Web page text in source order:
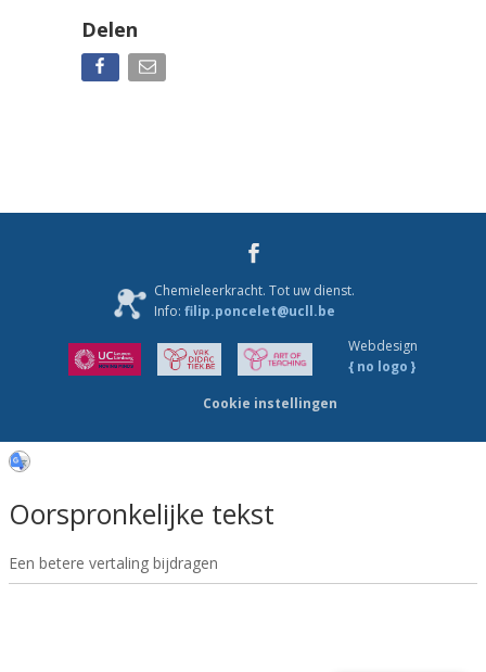
Delen
Chemieleerkracht. Tot uw dienst.
Info:filip.poncelet@ucll.be
Webdesign
{ no logo }
Cookie instellingen
Oorspronkelijke tekst
Een betere vertaling bijdragen